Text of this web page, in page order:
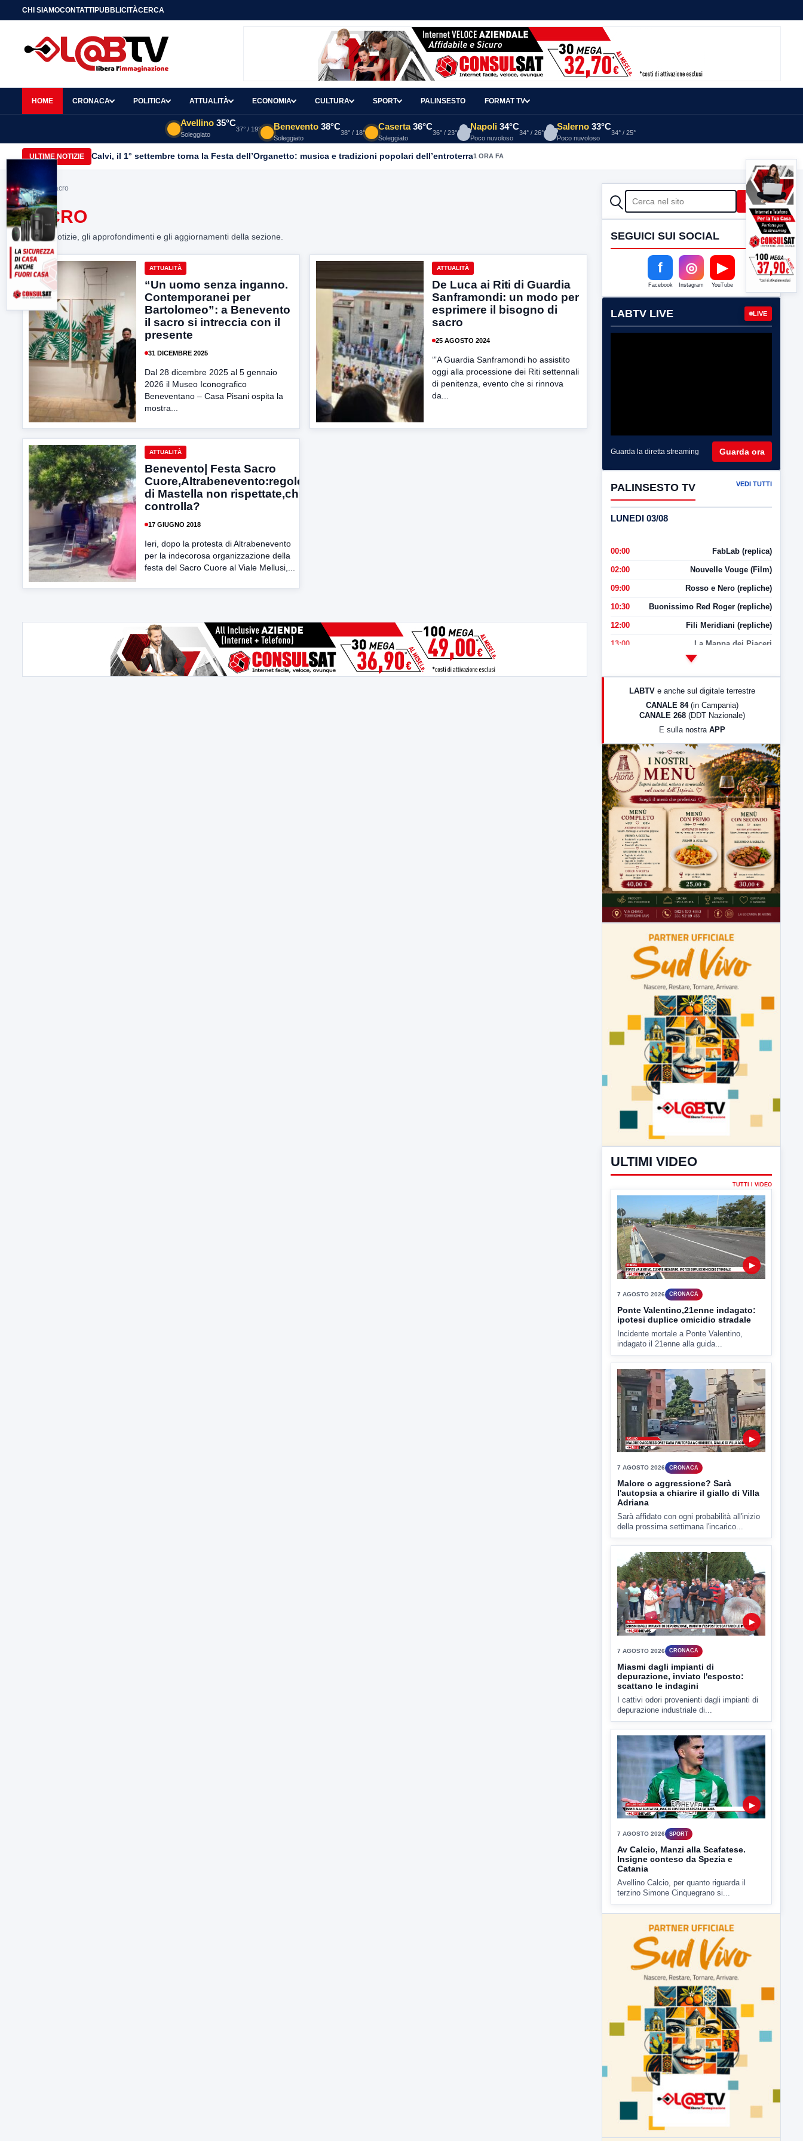
CHI SIAMOCONTATTIPUBBLICITÀCERCA
HOME CRONACA POLITICA ATTUALITÀ ECONOMIA CULTURA SPORT PALINSESTO FORMAT TV
Avellino 35°C
Soleggiato
37° / 19° Benevento 38°C
Soleggiato
38° / 18°
Caserta 36°C
Soleggiato
36° / 23°
Napoli 34°C
Poco nuvoloso
34° / 26°
Salerno 33°C
Poco nuvoloso
34° / 25°
ULTIME NOTIZIE Calvi, il 1° settembre torna la Festa dell’Organetto: musica e tradizioni popolari dell’entroterra1 ORA FA
Home> Sacro
SACRO
Tutte le notizie, gli approfondimenti e gli aggiornamenti della sezione.
ATTUALITÀ
“Un uomo senza inganno.
Contemporanei per
Bartolomeo”: a Benevento
il sacro si intreccia con il
presente
31 DICEMBRE 2025
Dal 28 dicembre 2025 al 5 gennaio
2026 il Museo Iconografico
Beneventano – Casa Pisani ospita la
mostra...
ATTUALITÀ
De Luca ai Riti di Guardia
Sanframondi: un modo per
esprimere il bisogno di
sacro
25 AGOSTO 2024
‘”A Guardia Sanframondi ho assistito
oggi alla processione dei Riti settennali
di penitenza, evento che si rinnova
da...
ATTUALITÀ
Benevento| Festa Sacro
Cuore,Altrabenevento:regole
di Mastella non rispettate,chi
controlla?
17 GIUGNO 2018
Ieri, dopo la protesta di Altrabenevento
per la indecorosa organizzazione della
festa del Sacro Cuore al Viale Mellusi,...
CERCA Cerca
SEGUICI SUI SOCIAL
f
Facebook
◎
Instagram
▶
YouTube
LABTV LIVE LIVE
Guarda la diretta streaming Guarda ora
PALINSESTO TV VEDI TUTTI
LUNEDI 03/08
00:00 FabLab (replica)
02:00 Nouvelle Vouge (Film)
09:00 Rosso e Nero (repliche)
10:30 Buonissimo Red Roger (repliche)
12:00 Fili Meridiani (repliche)
13:00 La Mappa dei Piaceri
LabNews (Diretta)
23:00 LabNews (replica)
LABTV e anche sul digitale terrestre
CANALE 84 (in Campania)
CANALE 268 (DDT Nazionale)
E sulla nostra APP
ULTIMI VIDEO
7 AGOSTO 2026 CRONACA
Ponte Valentino,21enne indagato:
ipotesi duplice omicidio stradale
Incidente mortale a Ponte Valentino,
indagato il 21enne alla guida...
▶
7 AGOSTO 2026 CRONACA
Malore o aggressione? Sarà
l'autopsia a chiarire il giallo di Villa
Adriana
Sarà affidato con ogni probabilità all'inizio
della prossima settimana l'incarico...
▶
7 AGOSTO 2026 CRONACA
Miasmi dagli impianti di
depurazione, inviato l'esposto:
scattano le indagini
I cattivi odori provenienti dagli impianti di
depurazione industriale di...
7 AGOSTO 2026 SPORT
Av Calcio, Manzi alla Scafatese.
Insigne conteso da Spezia e
Avellino Calcio, per quanto riguarda il
terzino Simone Cinquegrano si...